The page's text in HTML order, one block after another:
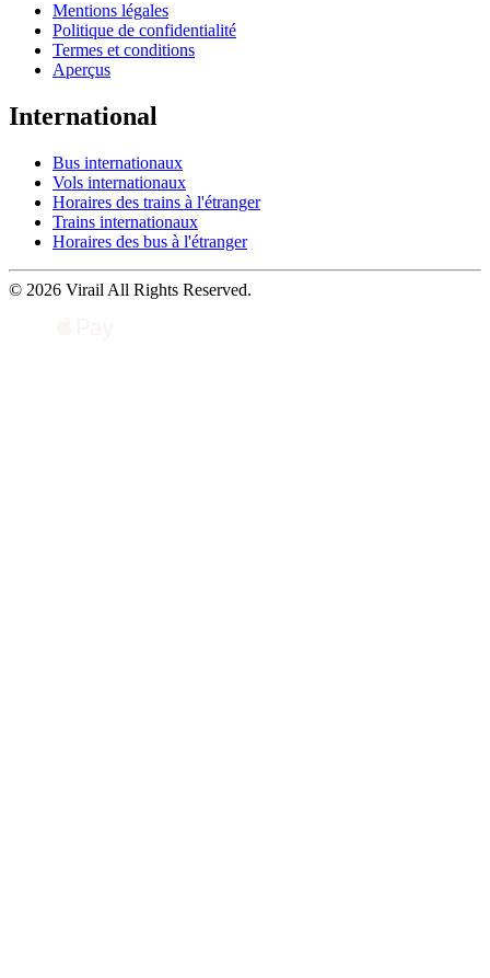
Mentions légales
Politique de confidentialité
Termes et conditions
Aperçus
International
Bus internationaux
Vols internationaux
Horaires des trains à l'étranger
Trains internationaux
Horaires des bus à l'étranger
© 2026 Virail All Rights Reserved.